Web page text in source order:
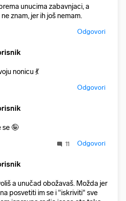
unucima zabavnjaci, a
znam, jer ih još nemam.
Odgovori
nonicu 💃
Odgovori
se 🤪
11 Odgovori
a unučad obožavaš. Možda jer
posvetiti im se i "iskriviti" sve